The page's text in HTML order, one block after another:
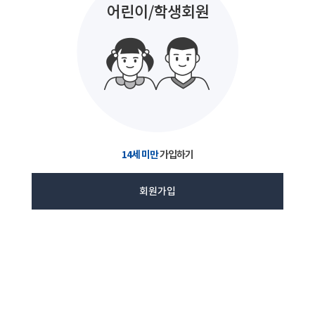
14세 미만가입하기
회원가입